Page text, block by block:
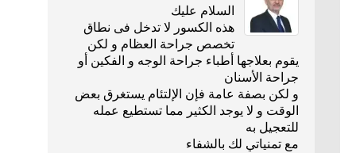
السلام عليك
هذه الكسور لا تدخل فى نطاق
تخصص جراحة العظام و لكن
يقوم بعلاجها أطباء جراحة الوجه و الفكين أو
جراحة الأسنان
و لكن بصفة عامة فإن الإلتئام يستغرق بعض
الوقت و لا يوجد الكثير مما تستطيع عمله
للتعجيل به
مع تمنياتي لك بالشفاء